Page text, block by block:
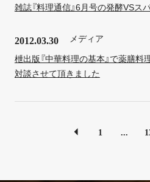
雑誌『料理通信』6月号の発酵VS
2012.03.30
メディア
枻出版『中華料理の基本』で薬膳料
対談させて頂きました
1 ...